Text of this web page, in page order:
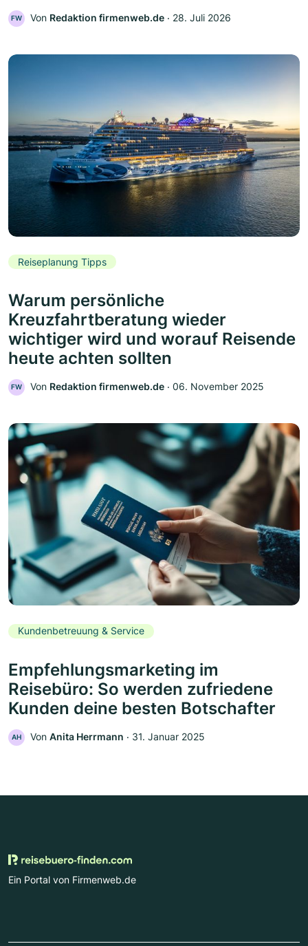
FW Von Redaktion firmenweb.de ‧ 28. Juli 2026
Reiseplanung Tipps
Warum persönliche
Kreuzfahrtberatung wieder
wichtiger wird und worauf Reisende
heute achten sollten
FW Von Redaktion firmenweb.de ‧ 06. November 2025
Kundenbetreuung & Service
Empfehlungsmarketing im
Reisebüro: So werden zufriedene
Kunden deine besten Botschafter
AH Von Anita Herrmann ‧ 31. Januar 2025
Ein Portal von Firmenweb.de